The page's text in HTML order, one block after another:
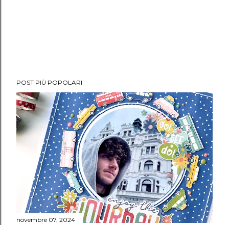
POST PIÙ POPOLARI
novembre 07, 2024